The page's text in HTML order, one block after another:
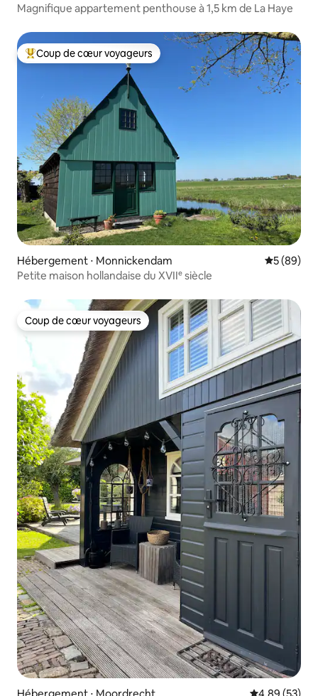
Magnifique appartement penthouse à 1,5 km de La Haye
Coups de cœur voyageurs les plus appréciés
Coup de cœur voyageurs
Hébergement ⋅ Monnickendam
5 (89)
Petite maison hollandaise du XVIIᵉ siècle
Coup de cœur voyageurs
Coup de cœur voyageurs